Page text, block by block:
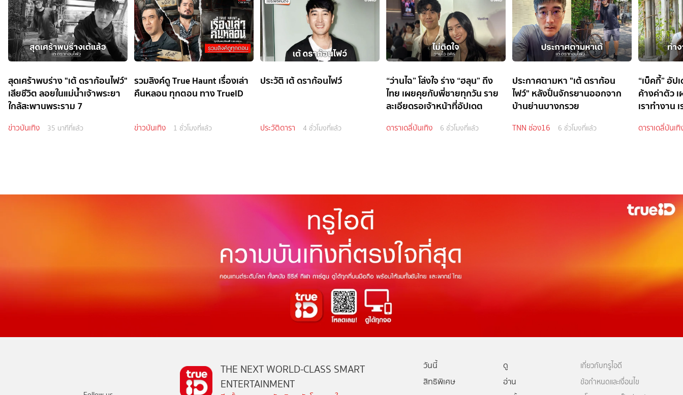
สุดเศร้าพบร่าง "เต้ ดราก้อนไฟว์"
เสียชีวิต ลอยในแม่น้ำเจ้าพระยา
ใกล้สะพานพระราม 7
ข่าวบันเทิง 35 นาทีที่แล้ว
รวมลิงค์ดู True Haunt เรื่องเล่า
คืนหลอน ทุกตอน ทาง TrueID
ข่าวบันเทิง 1 ชั่วโมงที่แล้ว
ประวัติ เต้ ดราก้อนไฟว์
ประวัติดารา 4 ชั่วโมงที่แล้ว
“ว่านไฉ” โล่งใจ ร่าง “ฮลุน” ถึง
ไทย เผยคุยกับพี่ชายทุกวัน ราย
ละเอียดรอเจ้าหน้าที่อัปเดต
ดาราเดลี่บันเทิง 6 ชั่วโมงที่แล้ว
ประกาศตามหา "เต้ ดราก้อน
ไฟว์" หลังปั่นจักรยานออกจาก
บ้านย่านบางกรวย
TNN ช่อง16 6 ชั่วโมงที่แล้ว
“เบ็คกี้” อั
ค้างค่าตัว
เราทำงาน
ดาราเดลี่บันเทิ
THE NEXT WORLD-CLASS SMART
ENTERTAINMENT
วันนี้
ดู
สิทธิพิเศษ
อ่าน
เกี่ยวกับทรูไอดี
ข้อกำหนดและเงื่อนไข